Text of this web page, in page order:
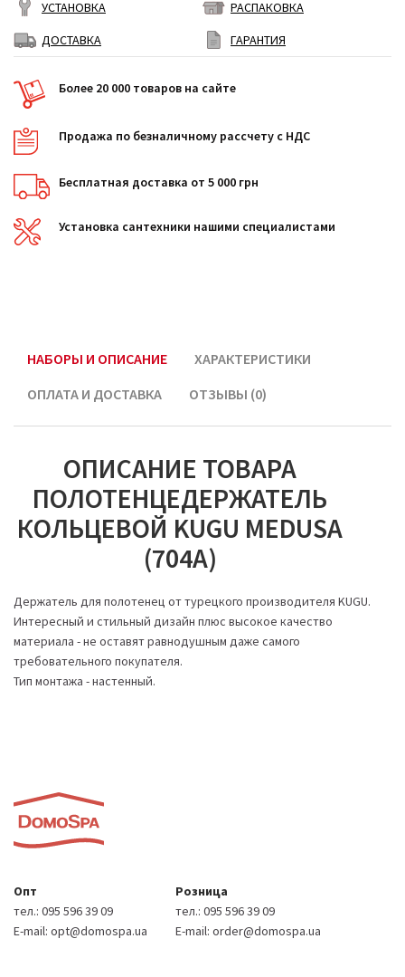
УСТАНОВКА
РАСПАКОВКА
ДОСТАВКА
ГАРАНТИЯ
Более 20 000 товаров на сайте
Продажа по безналичному рассчету с НДС
Бесплатная доставка от 5 000 грн
Установка сантехники нашими специалистами
НАБОРЫ И ОПИСАНИЕ
ХАРАКТЕРИСТИКИ
ОПЛАТА И ДОСТАВКА
ОТЗЫВЫ (0)
ОПИСАНИЕ ТОВАРА
ПОЛОТЕНЦЕДЕРЖАТЕЛЬ
КОЛЬЦЕВОЙ KUGU MEDUSA
(704A)
Держатель для полотенец от турецкого производителя KUGU.
Интересный и стильный дизайн плюс высокое качество
материала - не оставят равнодушным даже самого
требовательного покупателя.
Тип монтажа - настенный.
Опт
тел.: 095 596 39 09
E-mail: opt@domospa.ua
Розница
тел.: 095 596 39 09
E-mail: order@domospa.ua